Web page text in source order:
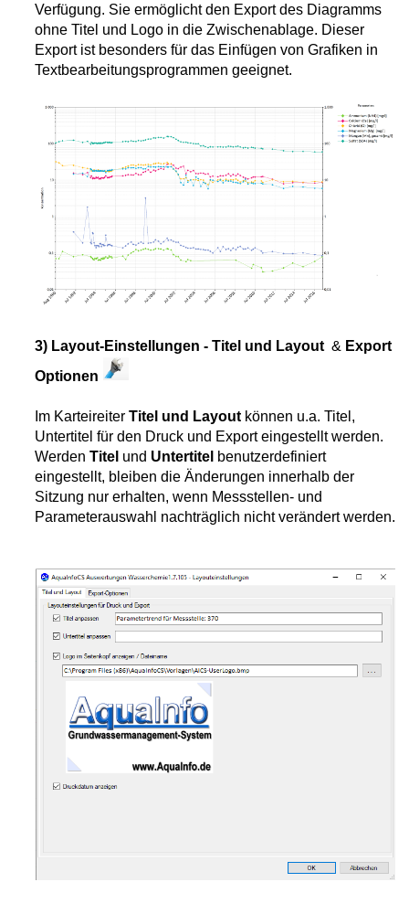
aus SIAS/GEOline
Verfügung. Sie ermöglicht den Export des Diagramms
ohne Titel und Logo in die Zwischenablage. Dieser
Export ist besonders für das Einfügen von Grafiken in
Textbearbeitungsprogrammen geeignet.
3) Layout-Einstellungen - Titel und Layout & Export
Optionen
Im Karteireiter Titel und Layout können u.a. Titel,
Untertitel für den Druck und Export eingestellt werden.
Werden Titel und Untertitel benutzerdefiniert
eingestellt, bleiben die Änderungen innerhalb der
Sitzung nur erhalten, wenn Messstellen- und
Parameterauswahl nachträglich nicht verändert werden.